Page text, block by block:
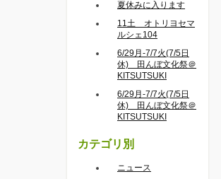
夏休みに入ります
11土 オトリヨセマ
ルシェ104
6/29月-7/7火(7/5日
休) 田んぼ文化祭＠
KITSUTSUKI
6/29月-7/7火(7/5日
休) 田んぼ文化祭＠
KITSUTSUKI
カテゴリ別
ニュース